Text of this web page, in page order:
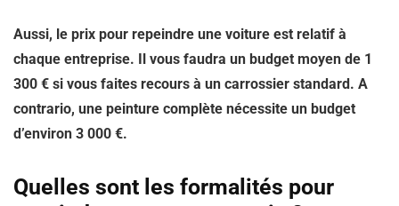
Aussi, le prix pour repeindre une voiture est relatif à
chaque entreprise. Il vous faudra un budget moyen de 1
300 € si vous faites recours à un carrossier standard. A
contrario, une peinture complète nécessite un budget
d’environ 3 000 €.
Quelles sont les formalités pour